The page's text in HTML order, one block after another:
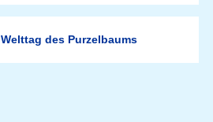
des Purzelbaums